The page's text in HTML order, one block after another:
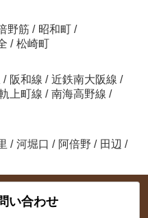
野筋 / 昭和町 /
/ 松崎町
/ 阪和線 / 近鉄南大阪線 /
上町線 / 南海高野線 /
/ 河堀口 / 阿倍野 / 田辺 /
い合わせ